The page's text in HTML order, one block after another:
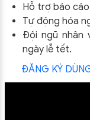
Hỗ trợ báo
Tự động hóa
Đội ngũ nhân
ngày lễ tết.
ĐĂNG KÝ